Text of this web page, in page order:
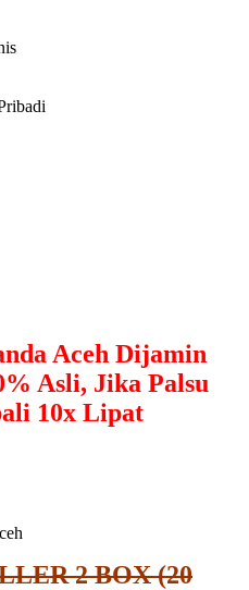
Aceh Dijamin
Asli, Jika Palsu
10x Lipat
2 BOX (20